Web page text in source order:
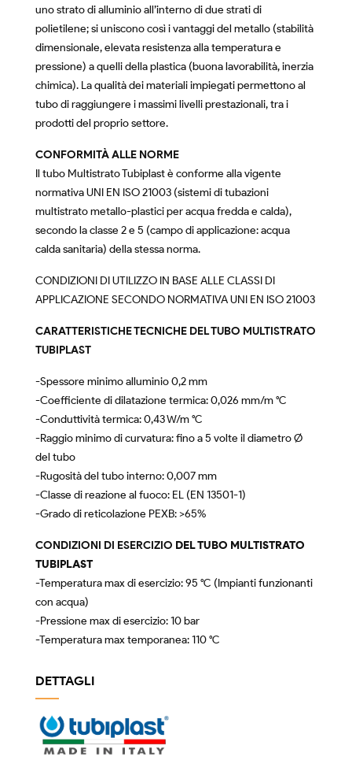
uno strato di alluminio all’interno di due strati di
polietilene; si uniscono così i vantaggi del metallo (stabilità
dimensionale, elevata resistenza alla temperatura e
pressione) a quelli della plastica (buona lavorabilità, inerzia
chimica). La qualità dei materiali impiegati permettono al
tubo di raggiungere i massimi livelli prestazionali, tra i
prodotti del proprio settore.
CONFORMITÀ ALLE NORME
Il tubo Multistrato Tubiplast è conforme alla vigente
normativa UNI EN ISO 21003 (sistemi di tubazioni
multistrato metallo-plastici per acqua fredda e calda),
secondo la classe 2 e 5 (campo di applicazione: acqua
calda sanitaria) della stessa norma.
CONDIZIONI DI UTILIZZO IN BASE ALLE CLASSI DI
APPLICAZIONE SECONDO NORMATIVA UNI EN ISO 21003
CARATTERISTICHE TECNICHE DEL TUBO MULTISTRATO
TUBIPLAST
-Spessore minimo alluminio 0,2 mm
-Coefficiente di dilatazione termica: 0,026 mm/m °C
-Conduttività termica: 0,43 W/m °C
-Raggio minimo di curvatura: fino a 5 volte il diametro Ø
del tubo
-Rugosità del tubo interno: 0,007 mm
-Classe di reazione al fuoco: EL (EN 13501-1)
-Grado di reticolazione PEXB: >65%
CONDIZIONI DI ESERCIZIO DEL TUBO MULTISTRATO
TUBIPLAST
-Temperatura max di esercizio: 95 °C (Impianti funzionanti
con acqua)
-Pressione max di esercizio: 10 bar
-Temperatura max temporanea: 110 °C
DETTAGLI